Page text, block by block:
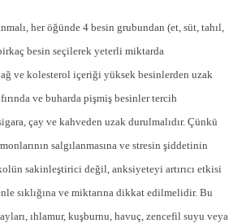
her öğünde 4 besin grubundan (et, süt, tahıl,
besin seçilerek yeterli miktarda
ve kolesterol içeriği yüksek besinlerden uzak
ve buharda pişmiş besinler tercih
çay ve kahveden uzak durulmalıdır. Çünkü
salgılanmasına ve stresin şiddetinin
sakinleştirici değil, anksiyeteyi artırıcı etkisi
sıklığına ve miktarına dikkat edilmelidir. Bu
ıhlamur, kuşburnu, havuç, zencefil suyu veya